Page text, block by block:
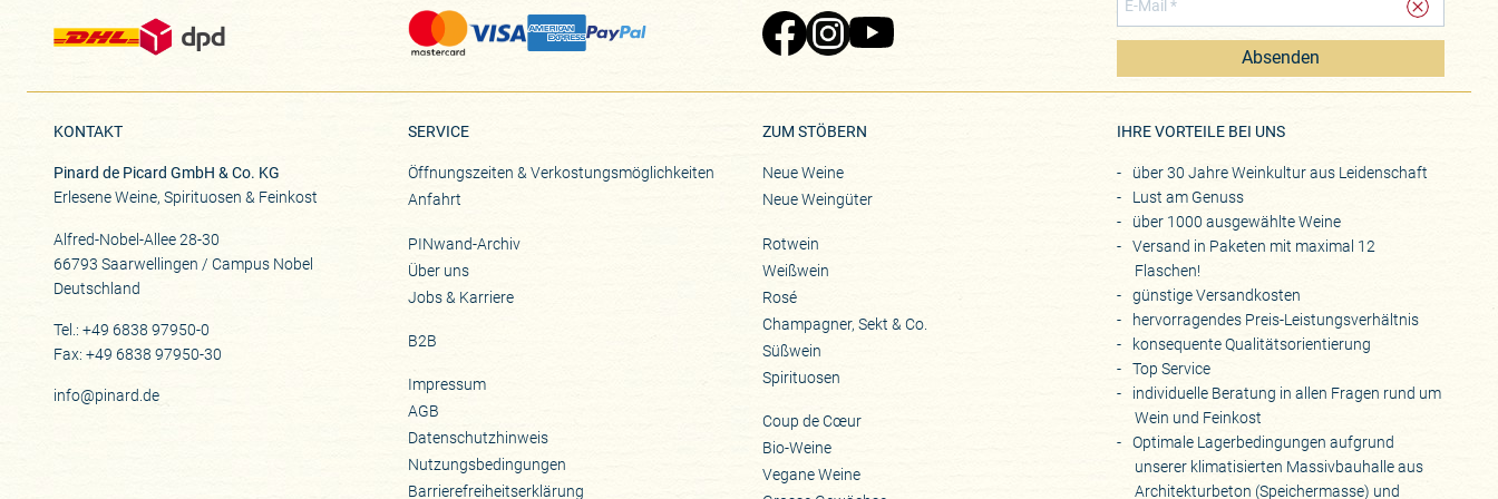
Absenden
KONTAKT
Pinard de Picard GmbH & Co. KG
Erlesene Weine, Spirituosen & Feinkost
Alfred-Nobel-Allee 28-30
66793 Saarwellingen / Campus Nobel
Deutschland
Tel.: +49 6838 97950-0
Fax: +49 6838 97950-30
info@pinard.de
SERVICE
Öffnungszeiten & Verkostungsmöglichkeiten
Anfahrt
PINwand-Archiv
Über uns
Jobs & Karriere
B2B
Impressum
AGB
Datenschutzhinweis
Nutzungsbedingungen
Barrierefreiheitserklärung
ZUM STÖBERN
Neue Weine
Neue Weingüter
Rotwein
Weißwein
Rosé
Champagner, Sekt & Co.
Süßwein
Spirituosen
Coup de Cœur
Bio-Weine
Vegane Weine
IHRE VORTEILE BEI UNS
über 30 Jahre Weinkultur aus Leidenschaft
Lust am Genuss
über 1000 ausgewählte Weine
Versand in Paketen mit maximal 12
Flaschen!
günstige Versandkosten
hervorragendes Preis-Leistungsverhältnis
konsequente Qualitätsorientierung
Top Service
individuelle Beratung in allen Fragen rund um
Wein und Feinkost
Optimale Lagerbedingungen aufgrund
unserer klimatisierten Massivbauhalle aus
Architekturbeton (Speichermasse) und